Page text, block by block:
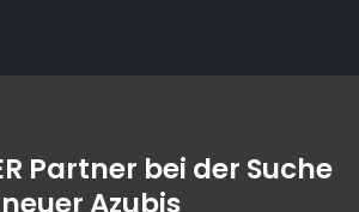
Partner bei der Suche
neuer Azubis